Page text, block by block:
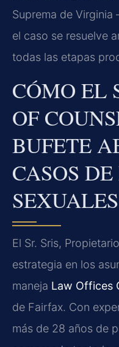
Suprema de
el caso se resuelve
todas las etapas
CÓMO EL
OF
BUFETE
CASOS
SEXUALES
El Sr. Sris,
estrategia en los
maneja Law Offices
de Fairfax. Con
más de 28 años de